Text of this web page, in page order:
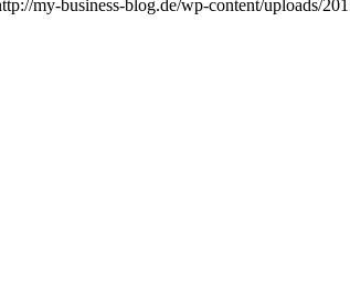
my-business-blog.de/wp-content/uploads/